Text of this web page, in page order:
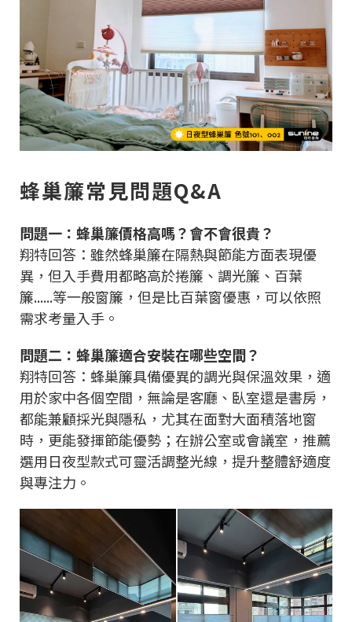
蜂巢簾常見問題Q&A
問題一：蜂巢簾價格高嗎？會不會很貴？
翔特回答：雖然蜂巢簾在隔熱與節能方面表現優
異，但入手費用都略高於捲簾、調光簾、百葉
簾......等一般窗簾，但是比百葉窗優惠，可以依照
需求考量入手。
問題二：蜂巢簾適合安裝在哪些空間？
翔特回答：蜂巢簾具備優異的調光與保溫效果，適
用於家中各個空間，無論是客廳、臥室還是書房，
都能兼顧採光與隱私，尤其在面對大面積落地窗
時，更能發揮節能優勢；在辦公室或會議室，推薦
選用日夜型款式可靈活調整光線，提升整體舒適度
與專注力。